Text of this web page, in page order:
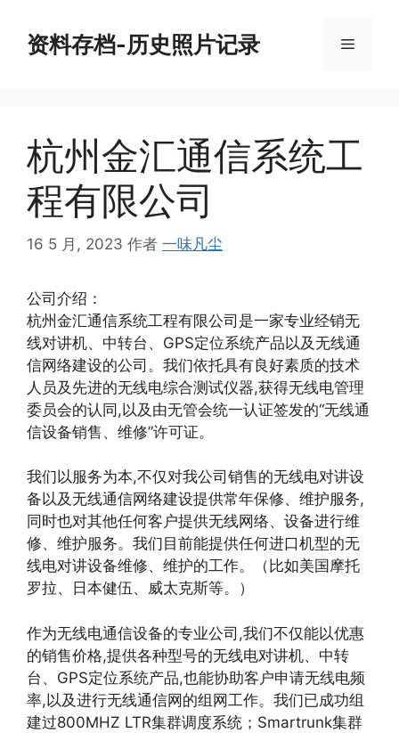
资料存档-历史照片记录 菜
杭州金汇通信系统工
程有限公司
16 5 月, 2023 作者 一味凡尘
公司介绍：
杭州金汇通信系统工程有限公司是一家专业经销无
线对讲机、中转台、GPS定位系统产品以及无线通
信网络建设的公司。我们依托具有良好素质的技术
人员及先进的无线电综合测试仪器,获得无线电管理
委员会的认同,以及由无管会统一认证签发的“无线通
信设备销售、维修”许可证。
我们以服务为本,不仅对我公司销售的无线电对讲设
备以及无线通信网络建设提供常年保修、维护服务,
同时也对其他任何客户提供无线网络、设备进行维
修、维护服务。我们目前能提供任何进口机型的无
线电对讲设备维修、维护的工作。（比如美国摩托
罗拉、日本健伍、威太克斯等。）
作为无线电通信设备的专业公司,我们不仅能以优惠
的销售价格,提供各种型号的无线电对讲机、中转
台、GPS定位系统产品,也能协助客户申请无线电频
率,以及进行无线通信网的组网工作。我们已成功组
建过800MHZ LTR集群调度系统；Smartrunk集群